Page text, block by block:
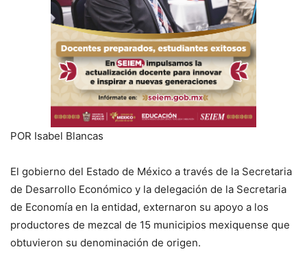
POR Isabel Blancas
El gobierno del Estado de México a través de la Secretaria
de Desarrollo Económico y la delegación de la Secretaria
de Economía en la entidad, externaron su apoyo a los
productores de mezcal de 15 municipios mexiquense que
obtuvieron su denominación de origen.